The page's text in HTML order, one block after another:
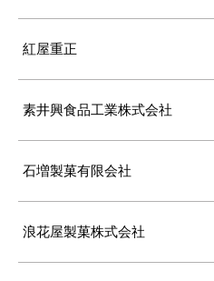
紅屋重正
素井興食品工業株式会社
石増製菓有限会社
浪花屋製菓株式会社